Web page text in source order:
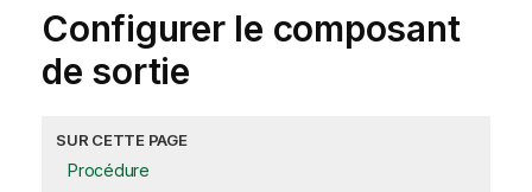
Configurer le composant
de sortie
SUR CETTE PAGE
Procédure